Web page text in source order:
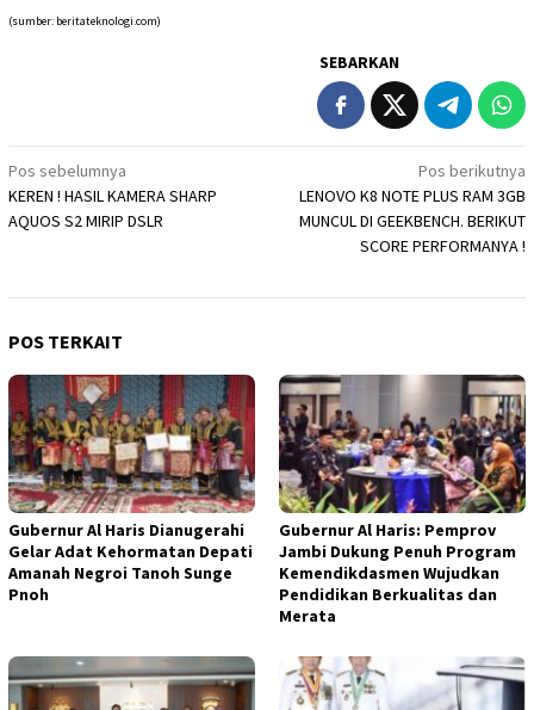
(sumber: beritateknologi.com)
SEBARKAN
Navigasi
pos
Pos sebelumnya
KEREN ! HASIL KAMERA SHARP
AQUOS S2 MIRIP DSLR
Pos berikutnya
LENOVO K8 NOTE PLUS RAM 3GB
MUNCUL DI GEEKBENCH. BERIKUT
SCORE PERFORMANYA !
POS TERKAIT
Gubernur Al Haris Dianugerahi
Gelar Adat Kehormatan Depati
Amanah Negroi Tanoh Sunge
Pnoh
Gubernur Al Haris: Pemprov
Jambi Dukung Penuh Program
Kemendikdasmen Wujudkan
Pendidikan Berkualitas dan
Merata